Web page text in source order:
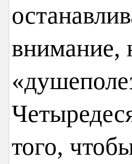
внимание,
того,